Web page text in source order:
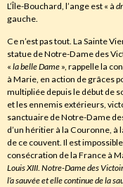
L’Île-Bouchard, l’ange est « à
gauche.
Ce n’est pas tout. La Sainte
statue de Notre-Dame des
« la belle Dame », rappelle la
à Marie, en action de grâces
multipliée depuis le début de
et les ennemis extérieurs,
sanctuaire de Notre-Dame
d’un héritier à la Couronne,
de ce couvent. Il est
consécration de la France à
LouisXIII. Notre-Dame des
l’a sauvée et elle continue de la